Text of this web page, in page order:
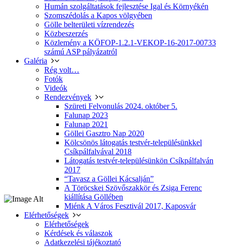
Humán szolgáltatások fejlesztése Igal és Környékén
Szomszédolás a Kapos völgyében
Gölle belterületi vízrendezés
Közbeszerzés
Közlemény a KÖFOP-1.2.1-VEKOP-16-2017-00733
számú ASP pályázatról
Galéria
Rég volt…
Fotók
Videók
Rendezvények
Szüreti Felvonulás 2024. október 5.
Falunap 2023
Falunap 2021
Göllei Gasztro Nap 2020
Kölcsönös látogatás testvér-településünkkel
Csíkpálfalvával 2018
Látogatás testvér-településünkön Csíkpálfalván
2017
“Tavasz a Göllei Kácsalján”
A Töröcskei Szövőszakkör és Zsiga Ferenc
kiállítása Göllében
Miénk A Város Fesztivál 2017, Kaposvár
Elérhetőségek
Elérhetőségek
Kérdések és válaszok
Adatkezelési tájékoztató